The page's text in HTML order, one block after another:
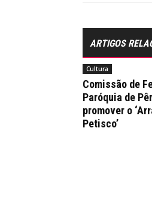
ARTIGOS
Cultura
Comissão de
Paróquia de
promover o
Petisco’